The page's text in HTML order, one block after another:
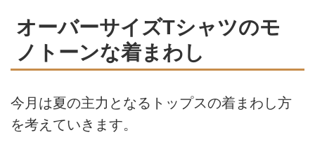
オーバーサイズTシャツのモ
ノトーンな着まわし
今月は夏の主力となるトップスの着まわし方
を考えていきます。